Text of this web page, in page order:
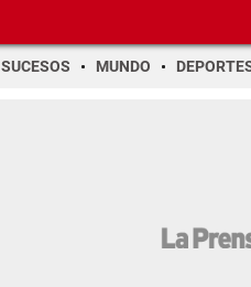
SUCESOS MUNDO